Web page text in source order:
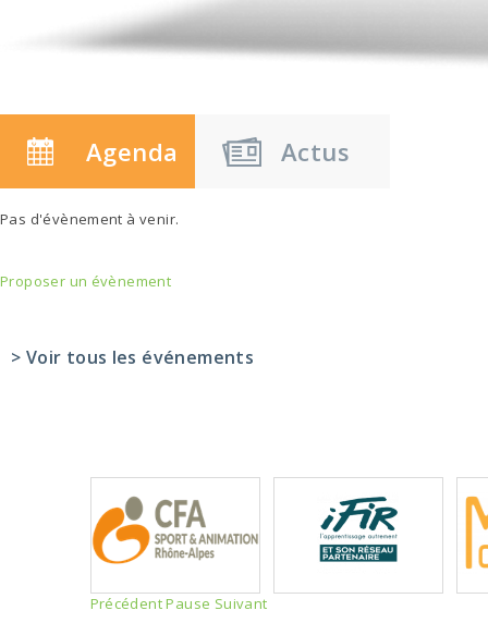
Agenda Actus
Pas d'évènement à venir.
Proposer un évènement
> Voir tous les événements
PrécédentPause Suivant